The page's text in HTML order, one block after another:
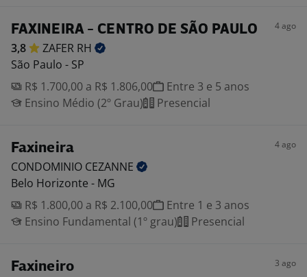
FAXINEIRA - CENTRO DE SÃO PAULO 4 ago
3,8 ZAFER RH
São Paulo - SP
R$ 1.700,00 a R$ 1.806,00
Entre 3 e 5 anos
Ensino Médio (2º Grau)
Presencial
Faxineira 4 ago
CONDOMINIO CEZANNE
Belo Horizonte - MG
R$ 1.800,00 a R$ 2.100,00
Entre 1 e 3 anos
Ensino Fundamental (1º grau)
Presencial
Faxineiro 3 ago